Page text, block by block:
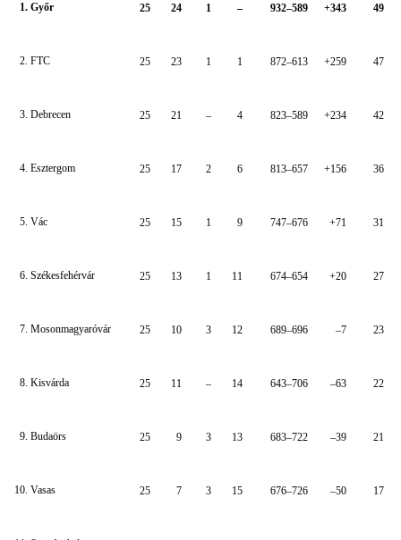
1. Győr 25 24 1 – 932–589 +343 49
2. FTC 25 23 1 1 872–613 +259 47
3. Debrecen 25 21 – 4 823–589 +234 42
4. Esztergom 25 17 2 6 813–657 +156 36
5. Vác 25 15 1 9 747–676 +71 31
6. Székesfehérvár 25 13 1 11 674–654 +20 27
7. Mosonmagyaróvár 25 10 3 12 689–696 –7 23
8. Kisvárda 25 11 – 14 643–706 –63 22
9. Budaörs 25 9 3 13 683–722 –39 21
10. Vasas 25 7 3 15 676–726 –50 17